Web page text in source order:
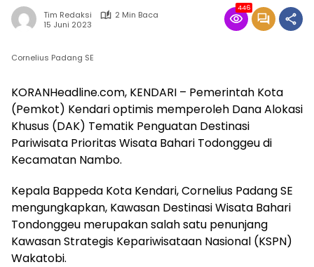
Tim Redaksi
2 Min Baca
15 Juni 2023
446
Cornelius Padang SE
KORANHeadline.com, KENDARI – Pemerintah Kota
(Pemkot) Kendari optimis memperoleh Dana Alokasi
Khusus (DAK) Tematik Penguatan Destinasi
Pariwisata Prioritas Wisata Bahari Todonggeu di
Kecamatan Nambo.
Kepala Bappeda Kota Kendari, Cornelius Padang SE
mengungkapkan, Kawasan Destinasi Wisata Bahari
Tondonggeu merupakan salah satu penunjang
Kawasan Strategis Kepariwisataan Nasional (KSPN)
Wakatobi.